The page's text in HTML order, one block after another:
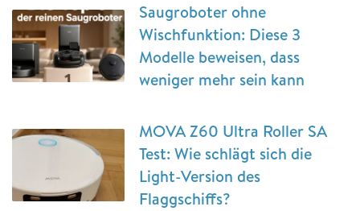
Saugroboter ohne
Wischfunktion: Diese 3
Modelle beweisen, dass
weniger mehr sein kann
MOVA Z60 Ultra Roller SA
Test: Wie schlägt sich die
Light-Version des
Flaggschiffs?